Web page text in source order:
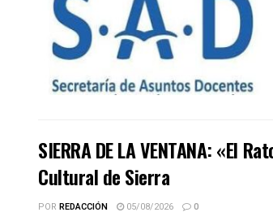
SIERRA DE LA VENTANA: «El
Cultural de Sierra
POR REDACCIÓN 05/08/2026 0